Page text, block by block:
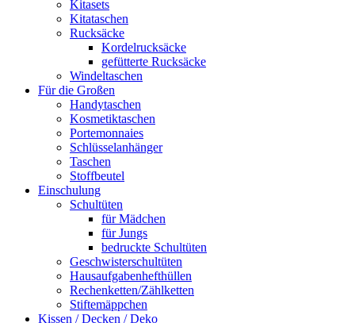
Kitasets
Kitataschen
Rucksäcke
Kordelrucksäcke
gefütterte Rucksäcke
Windeltaschen
Für die Großen
Handytaschen
Kosmetiktaschen
Portemonnaies
Schlüsselanhänger
Taschen
Stoffbeutel
Einschulung
Schultüten
für Mädchen
für Jungs
bedruckte Schultüten
Geschwisterschultüten
Hausaufgabenhefthüllen
Rechenketten/Zählketten
Stiftemäppchen
Kissen / Decken / Deko